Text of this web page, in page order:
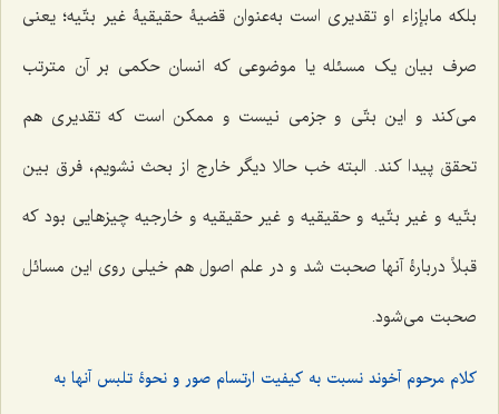
بلکه مابإزاء او تقدیری است به‌عنوان قضیۀ حقیقیۀ غیر بتّیه؛ یعنی
صرف بیان یک مسئله‌ یا موضوعی که انسان حکمی بر آن مترتب
می‌کند و این بتّی و جزمی نیست و ممکن است که تقدیری هم
تحقق پیدا کند. البته خب حالا دیگر خارج از بحث نشویم، فرق بین
بتّیه و غیر بتّیه و حقیقیه و غیر حقیقیه و خارجیه چیزهایی بود که
قبلاً دربارۀ آنها صحبت شد و در علم اصول هم خیلی روی این مسائل
صحبت می‌شود.
کلام مرحوم آخوند نسبت به کیفیت ارتسام صور و نحوۀ تلبس آنها به